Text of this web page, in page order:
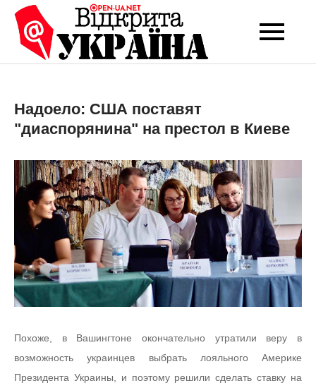
Перейти
вмісту
Open-UA
NET
Це ваше надійне
експертних думок
Надоело: США поставят
"диаспорянина" на престол в Киеве
Похоже, в Вашингтоне окончательно утратили веру в
возможность украинцев выбрать лояльного Америке
Президента Украины, и поэтому решили сделать ставку на